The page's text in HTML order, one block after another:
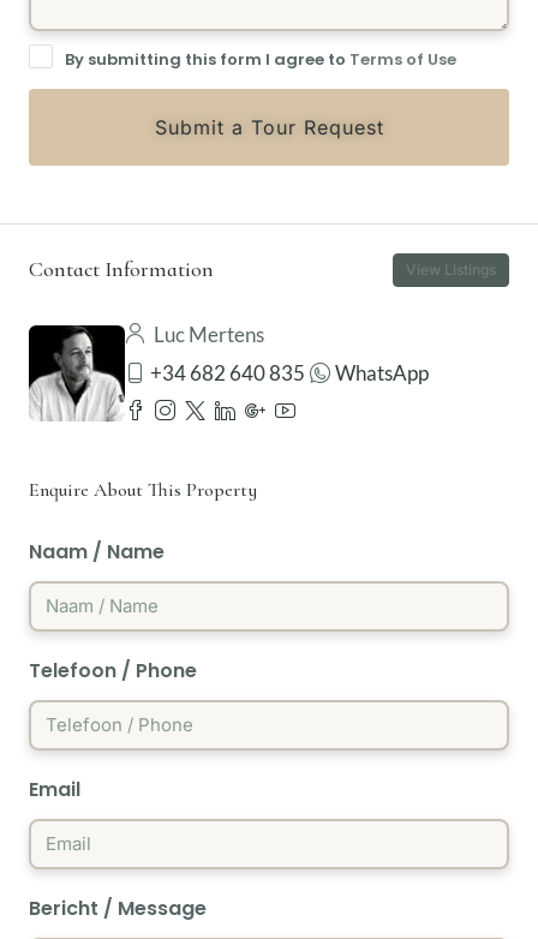
By submitting this form I agree to Terms of Use
Submit a Tour Request
Contact Information View Listings
Luc Mertens
+34 682 640 835
WhatsApp
Enquire About This Property
Naam / Name
Telefoon / Phone
Email
Bericht / Message